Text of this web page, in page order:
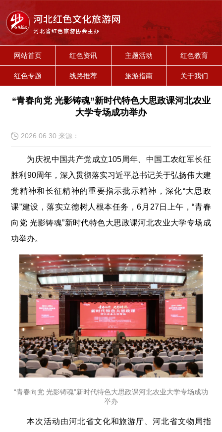
网站首页 红色资讯 主题活动 红色教育
红色专题 线路推荐 旅游指南 关于我们
“青春向党 光影铸魂”新时代特色大思政课河北农业
大学专场成功举办
2026.06.30 来源：
为庆祝中国共产党成立105周年、中国工农红军长征
胜利90周年，深入贯彻落实习近平总书记关于弘扬伟大建
党精神和长征精神的重要指示批示精神，深化“大思政
课”建设，落实立德树人根本任务，6月27日上午，“青春
向党 光影铸魂”新时代特色大思政课河北农业大学专场成
功举办。
“青春向党 光影铸魂”新时代特色大思政课河北农业大学专场成功
举办
本次活动由河北省文化和旅游厅、河北省文物局指